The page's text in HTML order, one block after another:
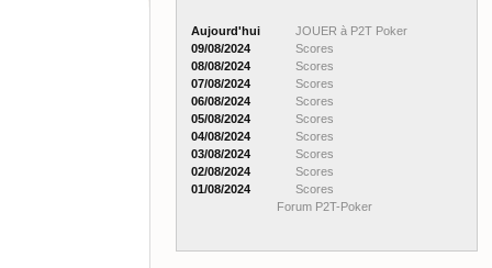
Aujourd'hui
JOUER à P2T Poker
09/08/2024
Scores
08/08/2024
Scores
07/08/2024
Scores
06/08/2024
Scores
05/08/2024
Scores
04/08/2024
Scores
03/08/2024
Scores
02/08/2024
Scores
01/08/2024
Scores
Forum P2T-Poker